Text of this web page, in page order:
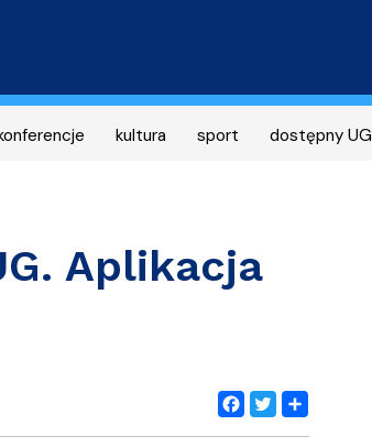
kultura sport dostępny UG
Aplikacja
Facebook
Twitter
Share